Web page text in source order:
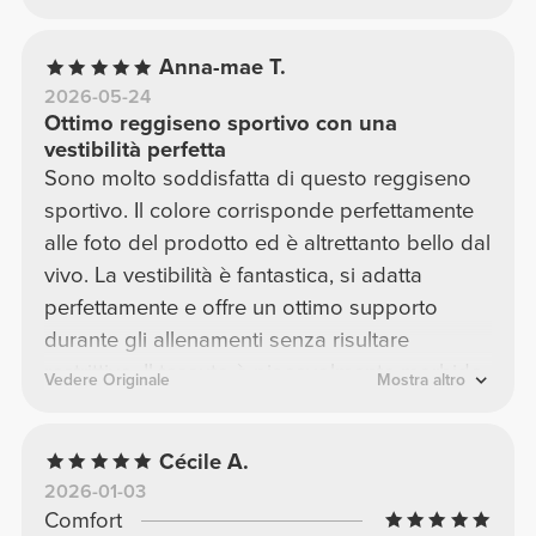
Anna-mae T.
2026-05-24
Ottimo reggiseno sportivo con una
vestibilità perfetta
Sono molto soddisfatta di questo reggiseno
sportivo. Il colore corrisponde perfettamente
alle foto del prodotto ed è altrettanto bello dal
vivo. La vestibilità è fantastica, si adatta
perfettamente e offre un ottimo supporto
durante gli allenamenti senza risultare
restrittivo. Il tessuto è piacevolmente morbido
complesso, un reggiseno sportivo di alta
qualità e confortevole: lo consiglio vivamente!
Vedere Originale Mostra altro
Cécile A.
2026-01-03
Comfort